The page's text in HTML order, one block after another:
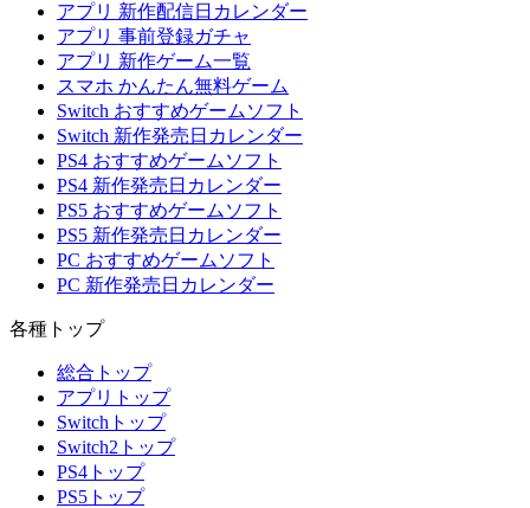
アプリ 新作配信日カレンダー
アプリ 事前登録ガチャ
アプリ 新作ゲーム一覧
スマホ かんたん無料ゲーム
Switch おすすめゲームソフト
Switch 新作発売日カレンダー
PS4 おすすめゲームソフト
PS4 新作発売日カレンダー
PS5 おすすめゲームソフト
PS5 新作発売日カレンダー
PC おすすめゲームソフト
PC 新作発売日カレンダー
各種トップ
総合トップ
アプリトップ
Switchトップ
Switch2トップ
PS4トップ
PS5トップ